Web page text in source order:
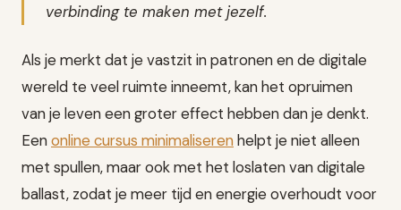
verbinding te maken met jezelf.
Als je merkt dat je vastzit in patronen en de digitale
wereld te veel ruimte inneemt, kan het opruimen
van je leven een groter effect hebben dan je denkt.
Eenonline cursus minimaliserenhelpt je niet alleen
met spullen, maar ook met het loslaten van digitale
ballast, zodat je meer tijd en energie overhoudt voor